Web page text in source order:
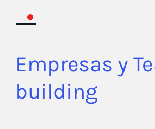
Empresas y
building